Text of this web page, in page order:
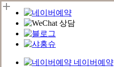
네이버예약